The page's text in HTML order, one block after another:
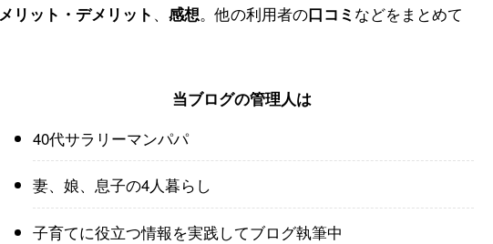
メリット・デメリット 、 感想。他の利用者の口コミ などをまとめて
当ブログの管理人は
40代サラリーマンパパ
妻、娘、息子の4人暮らし
子育てに役立つ情報を実践してブログ執筆中